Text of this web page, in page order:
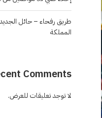
طريق رفحاء – حائل
المملكة
Comments
لا توجد تعليقات للعرض.